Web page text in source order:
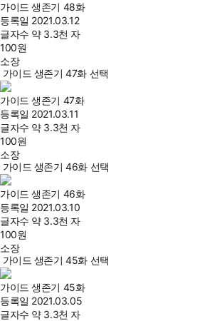
가이드 생존기 48화
등록일 2021.03.12
글자수 약 3.3천 자
100원
소장
가이드 생존기 47화 선택
가이드 생존기 47화
등록일 2021.03.11
글자수 약 3.3천 자
100원
소장
가이드 생존기 46화 선택
가이드 생존기 46화
등록일 2021.03.10
글자수 약 3.3천 자
100원
소장
가이드 생존기 45화 선택
가이드 생존기 45화
등록일 2021.03.05
글자수 약 3.3천 자